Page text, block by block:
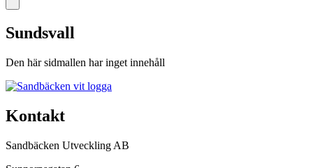
Sundsvall
Den här sidmallen har inget innehåll
Kontakt
Sandbäcken Utveckling AB